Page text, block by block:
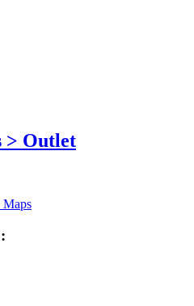
> Outlet
Maps